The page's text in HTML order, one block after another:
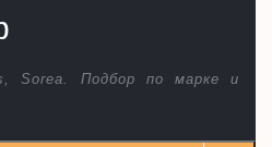
Sorea. Подбор по марке и